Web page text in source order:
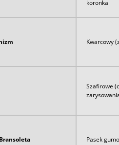
koronka
Kwarcowy
Szafirowe
Pasek